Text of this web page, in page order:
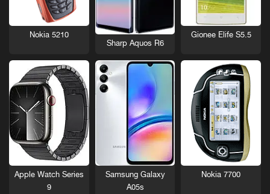
Gionee Elife S5.5
Sharp Aquos R6
Nokia 5210
Nokia 7700
Samsung Galaxy
A05s
Apple Watch Series
9